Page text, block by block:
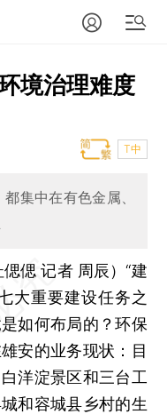
境治理难度
T中
集中在有色金属、
偲偲 记者 周辰）“建
大重要建设任务之
如何布局的？环保
安的业务现状：目
洋淀景区和三台工
和容城县乡村的生